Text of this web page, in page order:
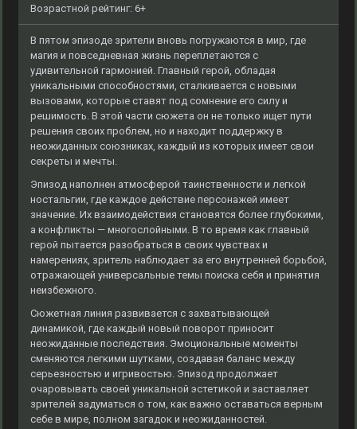
Возрастной рейтинг: 6+
В пятом эпизоде зрители вновь погружаются в мир, где
магия и повседневная жизнь переплетаются с
удивительной гармонией. Главный герой, обладая
уникальными способностями, сталкивается с новыми
вызовами, которые ставят под сомнение его силу и
решимость. В этой части сюжета он не только ищет пути
решения своих проблем, но и находит поддержку в
неожиданных союзниках, каждый из которых имеет свои
секреты и мечты.
Эпизод наполнен атмосферой таинственности и легкой
ностальгии, где каждое действие персонажей имеет
значение. Их взаимодействия становятся более глубокими,
а конфликты — многослойными. В то время как главный
герой пытается разобраться в своих чувствах и
намерениях, зритель наблюдает за его внутренней борьбой,
отражающей универсальные темы поиска себя и принятия
неизбежного.
Сюжетная линия развивается с захватывающей
динамикой, где каждый новый поворот приносит
неожиданные последствия. Эмоциональные моменты
сменяются легкими шутками, создавая баланс между
серьезностью и игривостью. Эпизод продолжает
очаровывать своей уникальной эстетикой и заставляет
зрителей задуматься о том, как важно оставаться верным
себе в мире, полном загадок и неожиданностей.